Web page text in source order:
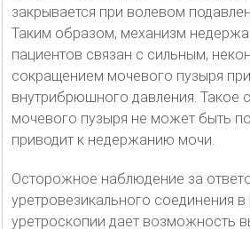
закрывается при волевом
Таким образом, механизм
пациентов связан с сильным,
сокращением мочевого пузыря
внутрибрюшного давления. Такое
мочевого пузыря не может быть
приводит к недержанию мочи.
Осторожное наблюдение за
уретровезикального соединения
уретроскопии дает возможность